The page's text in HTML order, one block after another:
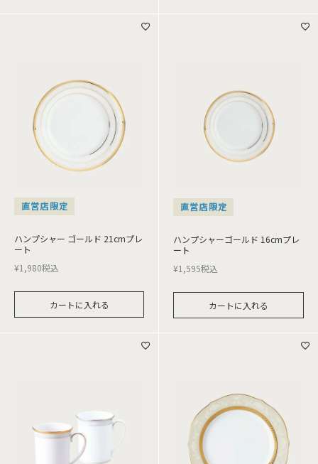
直営店限定
ハンプシャー ゴールド 21cmプレ
ート
¥1,980税込
カートに入れる
直営店限定
ハンプシャーゴールド 16cmプレ
ート
¥1,595税込
カートに入れる